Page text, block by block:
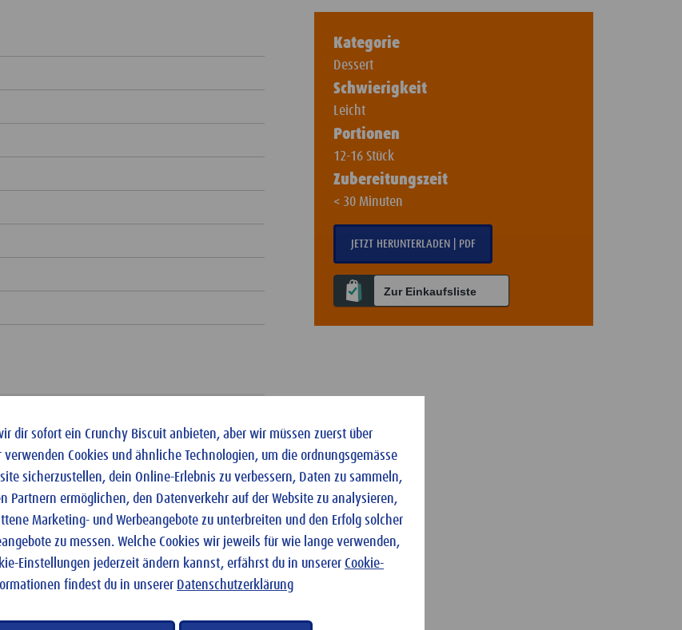
Kategorie
Dessert
Schwierigkeit
Leicht
Portionen
12-16 Stück
Zubereitungszeit
< 30 Minuten
JETZT HERUNTERLADEN | PDF
Zur Einkaufsliste
um die Cookie Einstellungen zu öffnen.
dir sofort ein Crunchy Biscuit anbieten, aber wir müssen zuerst über
verwenden Cookies und ähnliche Technologien, um die ordnungsgemässe
sicherzustellen, dein Online-Erlebnis zu verbessern, Daten zu sammeln,
Partnern ermöglichen, den Datenverkehr auf der Website zu analysieren,
Marketing- und Werbeangebote zu unterbreiten und den Erfolg solcher
zu messen. Welche Cookies wir jeweils für wie lange verwenden,
Einstellungen jederzeit ändern kannst, erfährst du in unserer Cookie-
findest du in unserer Datenschutzerklärung